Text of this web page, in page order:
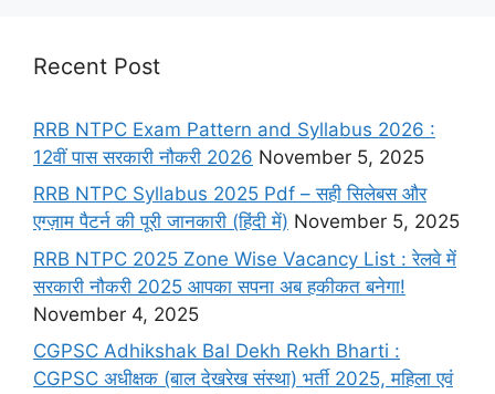
Recent Post
RRB NTPC Exam Pattern and Syllabus 2026 :
12वीं पास सरकारी नौकरी 2026 November 5, 2025
RRB NTPC Syllabus 2025 Pdf – सही सिलेबस और
एग्ज़ाम पैटर्न की पूरी जानकारी (हिंदी में) November 5, 2025
RRB NTPC 2025 Zone Wise Vacancy List : रेलवे में
सरकारी नौकरी 2025 आपका सपना अब हकीकत बनेगा!
November 4, 2025
CGPSC Adhikshak Bal Dekh Rekh Bharti :
CGPSC अधीक्षक (बाल देखरेख संस्था) भर्ती 2025, महिला एवं